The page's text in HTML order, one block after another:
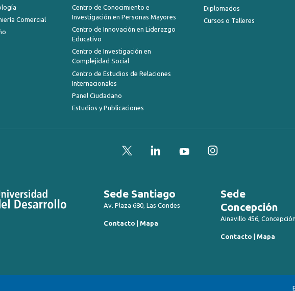
Comercial
Centro de Conocimiento e
Investigación en Personas Mayores
Centro de Innovación en Liderazgo
Educativo
Centro de Investigación en
Complejidad Social
Centro de Estudios de Relaciones
Internacionales
Panel Ciudadano
Estudios y Publicaciones
Diplomados
Cursos o Talleres
Twitter LinkedInYouTubeInstagram
Sede Santiago
Av. Plaza 680, Las Condes
Contacto | Mapa
Sede
Concepción
Ainavillo 456, Concepción
Contacto | Mapa